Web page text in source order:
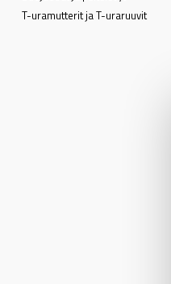
T-uramutterit ja T-uraruuvit